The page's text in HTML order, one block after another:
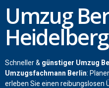
Umzug
Heidelberg
Schneller &günstiger Umzug
Umzugsfachmann Berlin:
erleben Sie einen reibungslosen